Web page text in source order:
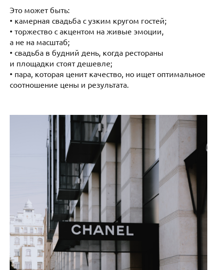
Это может быть:
• камерная свадьба с узким кругом гостей;
• торжество с акцентом на живые эмоции,
а не на масштаб;
• свадьба в будний день, когда рестораны
и площадки стоят дешевле;
• пара, которая ценит качество, но ищет оптимальное
соотношение цены и результата.